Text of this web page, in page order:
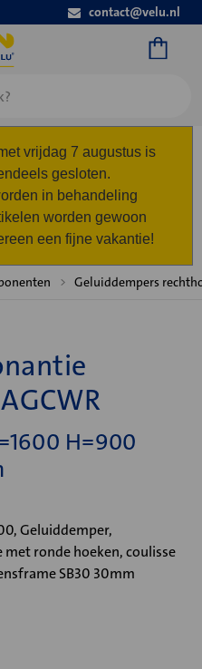
contact@velu.nl
vrijdag 7 augustus is
gesloten.
in behandeling
worden gewoon
een fijne vakantie!
Geluiddempers
H=900
Geluiddemper,
ronde hoeken, coulisse
SB30 30mm